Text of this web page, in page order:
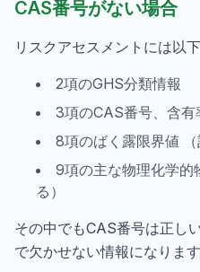
CAS番号がない場合
リスクアセスメントには以
2項のGHS分類情報
3項のCAS番号、含有
8項のばく露限界値 （
9項の主な物理化学的
る）
その中でもCAS番号は正し
で欠かせない情報になります